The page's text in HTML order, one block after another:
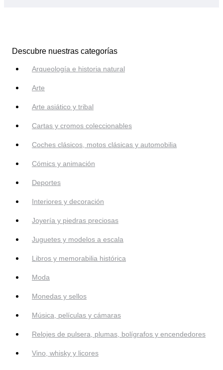
Descubre nuestras categorías
Arqueología e historia natural
Arte
Arte asiático y tribal
Cartas y cromos coleccionables
Coches clásicos, motos clásicas y automobilia
Cómics y animación
Deportes
Interiores y decoración
Joyería y piedras preciosas
Juguetes y modelos a escala
Libros y memorabilia histórica
Moda
Monedas y sellos
Música, películas y cámaras
Relojes de pulsera, plumas, bolígrafos y encendedores
Vino, whisky y licores